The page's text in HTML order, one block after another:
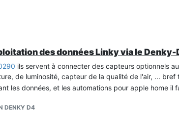
des données Linky via le Denky-
ils servent à connecter des capteurs optionnels
de luminosité, capteur de la qualité de l'air, ...
les données, et les automations pour apple home il
DENKY D4